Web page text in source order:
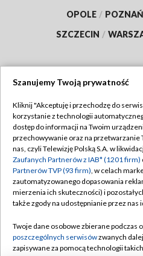
OPOLE / POZNAŃ
SZCZECIN /
Abonament TVP
Emisja w TVP
Centrum informacji TVP
Naziemna Telewizja Cyfrowa
Rada Programowa
Polityka
Moje
Szanujemy Twoją prywatność
Kliknij "Akceptuję i przechodzę do
korzystanie z technologii
dostęp do informacji na Twoim
przechowywanie oraz na przetwarzanie
nas, czyli Telewizję Polską S.A. w
Zaufanych Partnerów z IAB* (1201 firm)
Partnerów TVP (93 firm), w celach
zautomatyzowanego dopasowania
mierzenia ich skuteczności) i
także zgody na udostępnianie przez nas
Twoje dane osobowe zbierane podczas
poszczególnych serwisówzwanych
zapisywane za pomocą technologii